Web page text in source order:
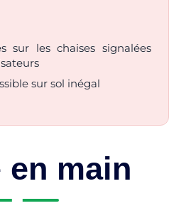
sur les chaises signalées
sur sol inégal
en main